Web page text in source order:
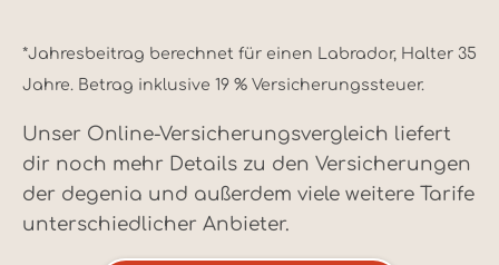
*Jahresbeitrag berechnet für einen Labrador, Halter 35
Jahre. Betrag inklusive 19 % Versicherungssteuer.
Unser Online-Versicherungsvergleich liefert
dir noch mehr Details zu den Versicherungen
der degenia und außerdem viele weitere Tarife
unterschiedlicher Anbieter.